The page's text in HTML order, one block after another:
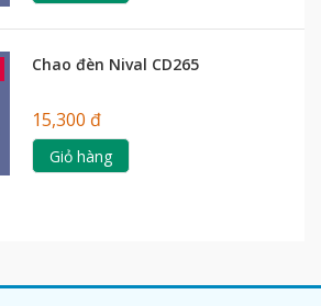
Chao đèn Nival CD265
15,300 đ
Giỏ hàng